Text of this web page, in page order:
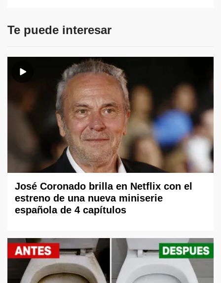
Te puede interesar
José Coronado brilla en Netflix con el
estreno de una nueva miniserie
española de 4 capítulos